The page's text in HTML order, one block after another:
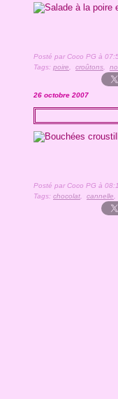
Posté par Coco PG à
Tags: poire croûtons
26 octobre 2007
Posté par Coco PG à
Tags: chocolat cannelle